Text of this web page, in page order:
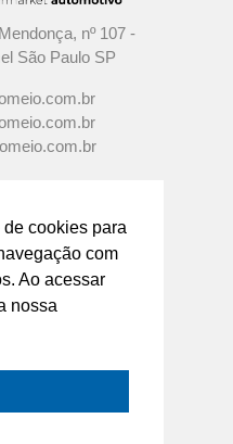
cookies para
com
Ao acessar
nossa
nº 107 -
São Paulo SP
REDES
de grandes
com os
das lojas de
em todo o Brasil.